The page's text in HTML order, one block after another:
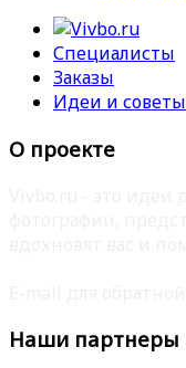
Специалисты
Заказы
Идеи и советы
О проекте
Наши партнеры